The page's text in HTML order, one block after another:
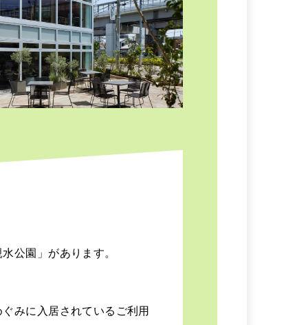
公園」があります。
みに入居されているご利用